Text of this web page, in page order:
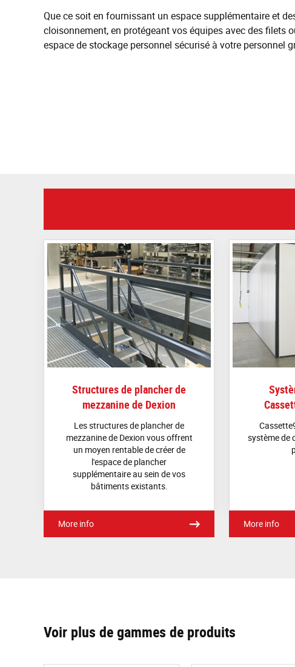
Que ce soit en fournissant un espace supplémentaire et
cloisonnement, en protégeant vos équipes avec des filets
espace de stockage personnel sécurisé à votre personnel
Structures de plancher de
mezzanine de Dexion
Les structures de plancher de
mezzanine de Dexion vous offrent
un moyen rentable de créer de
l'espace de plancher
supplémentaire au sein de vos
bâtiments existants.
More info
système de
More info
Voir plus de gammes de produits